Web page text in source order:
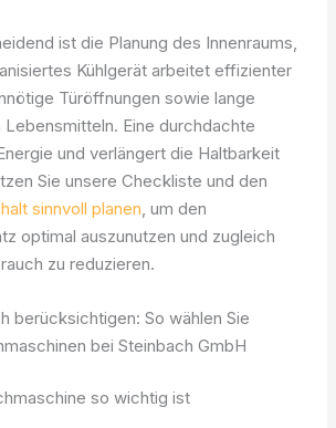
ist die Planung des Innenraums,
Kühlgerät arbeitet effizienter
Türöffnungen sowie lange
Lebensmitteln. Eine durchdachte
und verlängert die Haltbarkeit
Sie unsere Checkliste und den
sinnvoll planen, um den
optimal auszunutzen und zugleich
zu reduzieren.
berücksichtigen: So wählen Sie
bei Steinbach GmbH
so wichtig ist